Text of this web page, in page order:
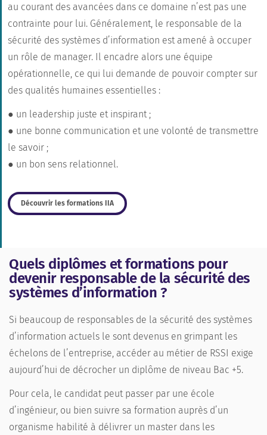
au courant des avancées dans ce domaine n’est pas une
contrainte pour lui. Généralement, le responsable de la
sécurité des systèmes d’information est amené à occuper
un rôle de manager. Il encadre alors une équipe
opérationnelle, ce qui lui demande de pouvoir compter sur
des qualités humaines essentielles :
● un leadership juste et inspirant ;
● une bonne communication et une volonté de transmettre
le savoir ;
● un bon sens relationnel.
Découvrir les formations IIA
Quels diplômes et formations pour
devenir responsable de la sécurité des
systèmes d’information ?
Si beaucoup de responsables de la sécurité des systèmes
d’information actuels le sont devenus en grimpant les
échelons de l’entreprise, accéder au métier de RSSI exige
aujourd’hui de décrocher un diplôme de niveau Bac +5.
Pour cela, le candidat peut passer par une école
d’ingénieur, ou bien suivre sa formation auprès d’un
organisme habilité à délivrer un master dans les